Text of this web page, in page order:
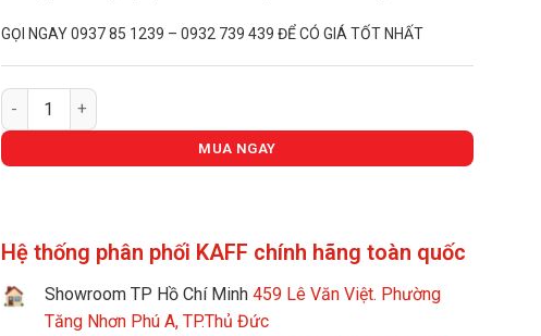
GỌI NGAY 0937 85 1239 – 0932 739 439 ĐỂ CÓ GIÁ TỐT NHẤT
BẾP GAS ÂM KAFF KF-630 số lượng
MUA NGAY
Hệ thống phân phối KAFF chính hãng toàn quốc
Showroom TP Hồ Chí Minh 459 Lê Văn Việt. Phường
Tăng Nhơn Phú A, TP.Thủ Đức